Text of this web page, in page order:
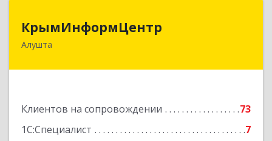
КрымИнформЦентр
Алушта
Клиентов на сопровождении
73
1С:Специалист
7
298500, Крым Респ, Алушта г, Горького ул, дом